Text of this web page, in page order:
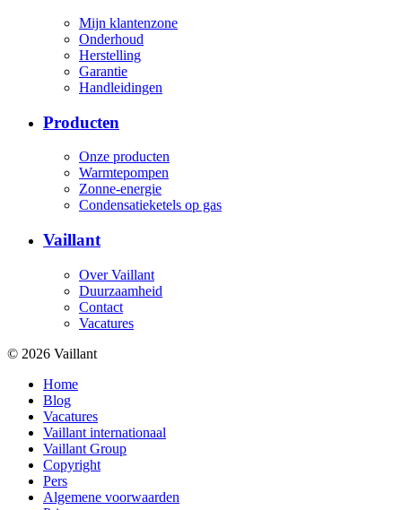
Mijn klantenzone
Onderhoud
Herstelling
Garantie
Handleidingen
Producten
Onze producten
Warmtepompen
Zonne-energie
Condensatieketels op gas
Vaillant
Over Vaillant
Duurzaamheid
Contact
Vacatures
© 2026 Vaillant
Home
Blog
Vacatures
Vaillant internationaal
Vaillant Group
Copyright
Pers
Algemene voorwaarden